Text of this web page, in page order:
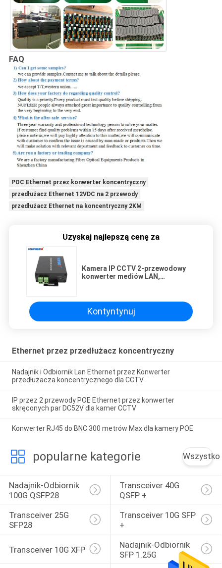
FAQ
POC Ethernet przez konwerter koncentryczny
przedłużacz Ethernet 12VDC na 2 przewody
przedłużacz Ethernet na koncentryczny 2KM
Uzyskaj najlepszą cenę za
Kamera IP CCTV 2-przewodowy
konwerter mediów LAN,
Kontyntynuj
Ethernet przez przedłużacz koncentryczny
Nadajnik i Odbiornik Lan Ethernet przez Konwerter
przedłużacza koncentrycznego dla CCTV
IP przez 2 przewody POE Ethernet przez konwerter
skręconych par DC52V dla kamer CCTV
Konwerter RJ45 do BNC 300 metrów Max dla kamery POE
popularne kategorie Wszystko
Nadajnik-Odbiornik
100G QSFP28
Transceiver 40G
QSFP +
Transceiver 25G
SFP28
Transceiver 10G SFP
+
Transceiver 10G XFP
Nadajnik-Odbiornik
SFP 1.25G